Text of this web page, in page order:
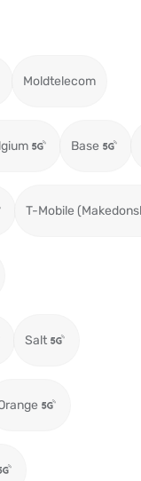
Moldtelecom
Base
T-Mobile
Salt